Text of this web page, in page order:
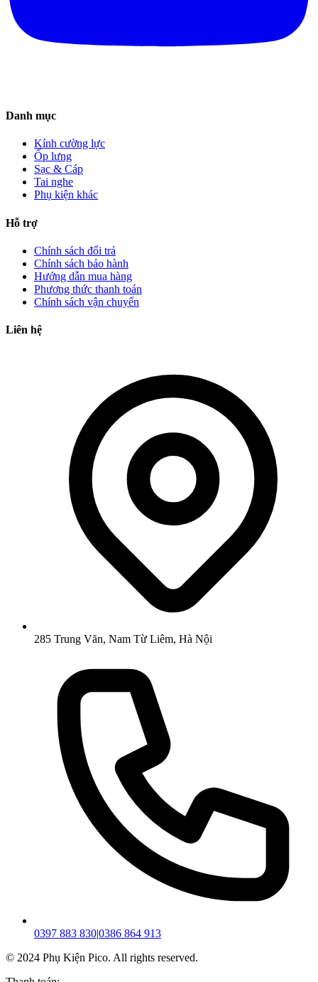
Danh mục
Kính cường lực
Ốp lưng
Sạc & Cáp
Tai nghe
Phụ kiện khác
Hỗ trợ
Chính sách đổi trả
Chính sách bảo hành
Hướng dẫn mua hàng
Phương thức thanh toán
Chính sách vận chuyển
Liên hệ
285 Trung Văn, Nam Từ Liêm, Hà Nội
0397 883 830|0386 864 913
© 2024 Phụ Kiện Pico. All rights reserved.